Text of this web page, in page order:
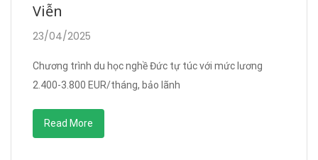
Viễn
23/04/2025
Chương trình du học nghề Đức tự túc với mức lương
2.400-3.800 EUR/tháng, bảo lãnh
Read More